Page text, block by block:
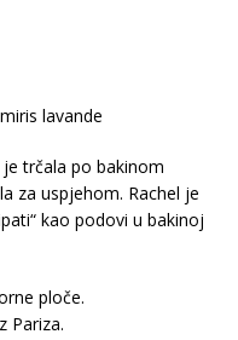
lavande
trčala po bakinom
za uspjehom. Rachel je
kao podovi u bakinoj
ploče.
Pariza.